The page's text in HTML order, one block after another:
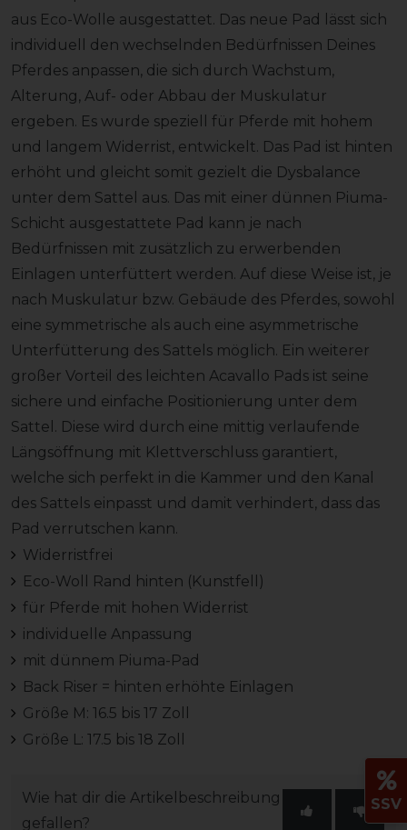
aus Eco-Wolle ausgestattet. Das neue Pad lässt sich
individuell den wechselnden Bedürfnissen Deines
Pferdes anpassen, die sich durch Wachstum,
Alterung, Auf- oder Abbau der Muskulatur
ergeben. Es wurde speziell für Pferde mit hohem
und langem Widerrist, entwickelt. Das Pad ist hinten
erhöht und gleicht somit gezielt die Dysbalance
unter dem Sattel aus. Das mit einer dünnen Piuma-
Schicht ausgestattete Pad kann je nach
Bedürfnissen mit zusätzlich zu erwerbenden
Einlagen unterfüttert werden. Auf diese Weise ist, je
nach Muskulatur bzw. Gebäude des Pferdes, sowohl
eine symmetrische als auch eine asymmetrische
Unterfütterung des Sattels möglich. Ein weiterer
großer Vorteil des leichten Acavallo Pads ist seine
sichere und einfache Positionierung unter dem
Sattel. Diese wird durch eine mittig verlaufende
Längsöffnung mit Klettverschluss garantiert,
welche sich perfekt in die Kammer und den Kanal
des Sattels einpasst und damit verhindert, dass das
Pad verrutschen kann.
Widerristfrei
Eco-Woll Rand hinten (Kunstfell)
für Pferde mit hohen Widerrist
individuelle Anpassung
mit dünnem Piuma-Pad
Back Riser = hinten erhöhte Einlagen
Größe M: 16.5 bis 17 Zoll
Größe L: 17.5 bis 18 Zoll
Wie hat dir die Artikelbeschreibung
gefallen?
SSV